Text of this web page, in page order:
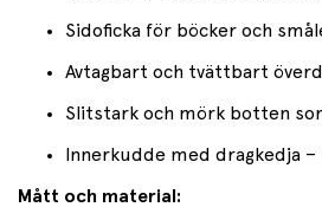
Sidoficka för böcker och
Avtagbart och tvättbart
Slitstark och mörk botten
Innerkudde med dragkedja
Mått och material: